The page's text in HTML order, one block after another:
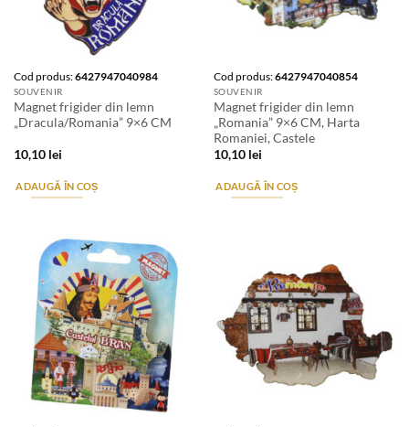
Cod produs:6427947040984
SOUVENIR
Magnet frigider din lemn
„Dracula/Romania” 9×6 CM
10,10 lei
ADAUGĂ ÎN COȘ
Cod produs:6427947040854
SOUVENIR
Magnet frigider din lemn
„Romania” 9×6 CM, Harta
Romaniei, Castele
10,10 lei
ADAUGĂ ÎN COȘ